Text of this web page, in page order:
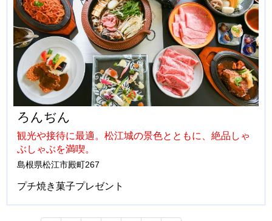
ろんぢん
観光や接待に最適。松江城の景色とともに、絶品しゃ
ぶしゃぶを満喫。
島根県松江市殿町267
プチ焼き菓子プレゼント